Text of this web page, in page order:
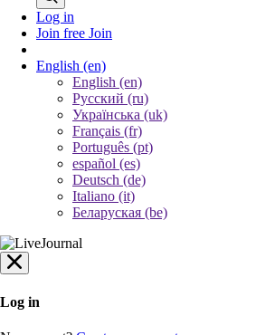
Log in
Join free Join
English (en)
English (en)
Русский (ru)
Українська (uk)
Français (fr)
Português (pt)
español (es)
Deutsch (de)
Italiano (it)
Беларуская (be)
Log in